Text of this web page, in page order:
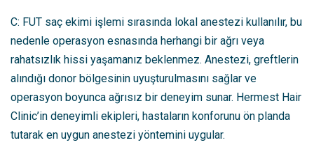
C: FUT saç ekimi işlemi sırasında lokal anestezi kullanılır, bu
nedenle operasyon esnasında herhangi bir ağrı veya
rahatsızlık hissi yaşamanız beklenmez. Anestezi, greftlerin
alındığı donor bölgesinin uyuşturulmasını sağlar ve
operasyon boyunca ağrısız bir deneyim sunar. Hermest Hair
Clinic’in deneyimli ekipleri, hastaların konforunu ön planda
tutarak en uygun anestezi yöntemini uygular.